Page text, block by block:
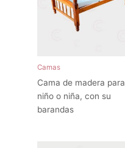
Camas
Cama de madera para
niño o niña, con su
barandas